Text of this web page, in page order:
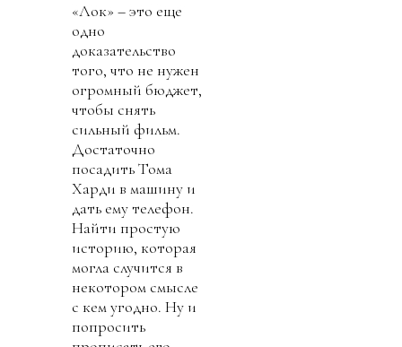
«Лок» – это еще
одно
доказательство
того, что не нужен
огромный бюджет,
чтобы снять
сильный фильм.
Достаточно
посадить Тома
Харди в машину и
дать ему телефон.
Найти простую
историю, которая
могла случится в
некотором смысле
с кем угодно. Ну и
попросить